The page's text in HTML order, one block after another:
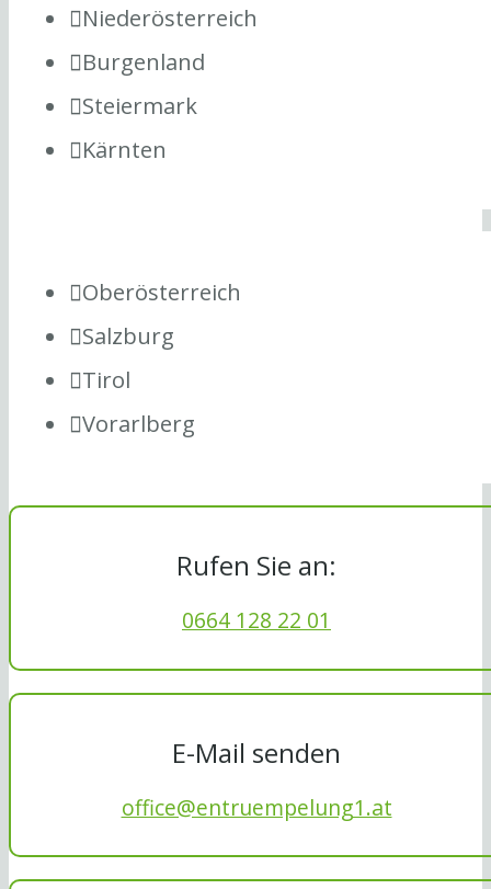
Niederösterreich
Burgenland
Steiermark
Kärnten
Oberösterreich
Salzburg
Tirol
Vorarlberg
Rufen Sie an:
0664 128 22 01
E-Mail senden
office@entruempelung1.at